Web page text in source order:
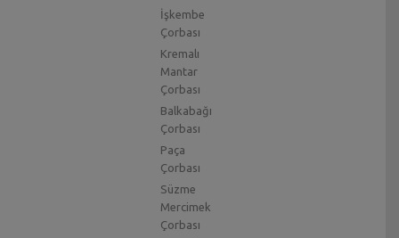
İşkembe
Çorbası
Kremalı
Mantar
Çorbası
Balkabağı
Çorbası
Paça
Çorbası
Süzme
Mercimek
Çorbası